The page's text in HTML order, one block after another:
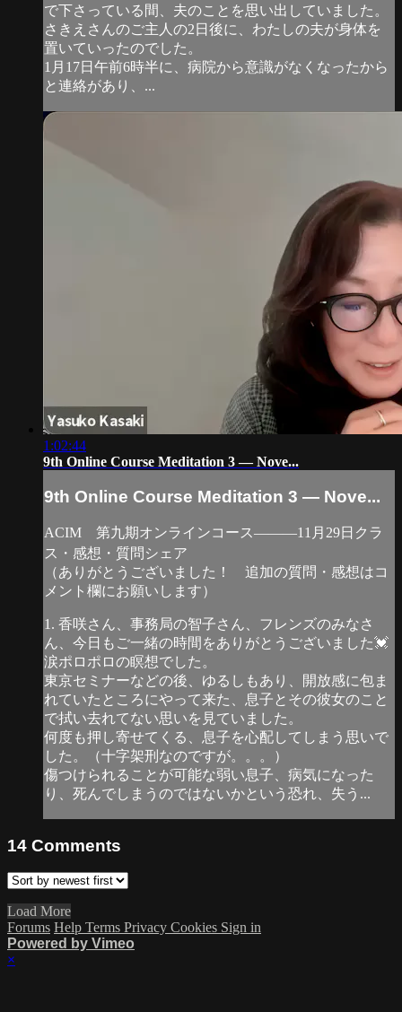
で下さっている間、夫のことを思い出していました。
さきえさんのご主人の2日後に、わたしの夫が身体を
置いていったのでした。
1月17日午前6時半に、病院から意識がなくなったから
と連絡があり、...
1:02:44
9th Online Course Meditation 3 — Nove...
9th Online Course Meditation 3 — Nove...
ACIM 第九期オンラインコース―――11月29日クラ
ス・感想・質問シェア
（ありがとうございました！ 追加の質問・感想はコ
メント欄にお願いします）
1. 香咲さん、事務局の智子さん、フレンズのみなさ
ん、今日もご一緒の時間をありがとうございました💓
涙ポロポロの瞑想でした。
東京セミナーなどの後、ゆるしもあり、開放感に包ま
れていたところにやって来た、息子とその彼女のこと
で拭い去れてない思いを見ていました。
何度も押し寄せてくる、息子を心配してしまう思いで
した。（十字架刑なのですが。。。）
傷つけられることが可能な弱い息子、病気になった
り、死んでしまうのではないかという恐れ、失う...
14 Comments
Load More
Forums Help Terms Privacy Cookies Sign in
Powered by Vimeo
×